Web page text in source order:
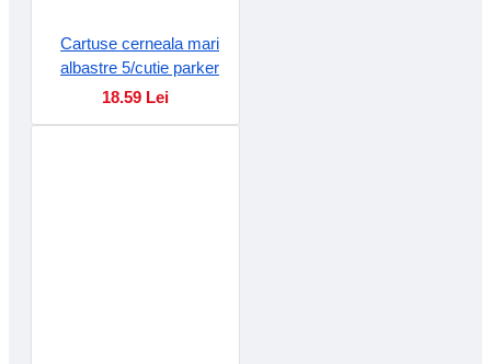
Cartuse cerneala mari
albastre 5/cutie parker
18.59 Lei